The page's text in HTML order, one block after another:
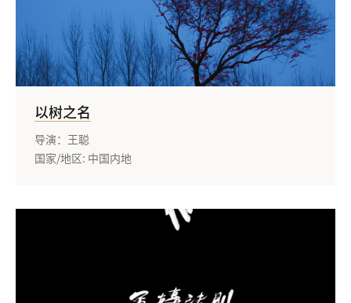
以树之名
导演：王聪
国家/地区: 中国内地